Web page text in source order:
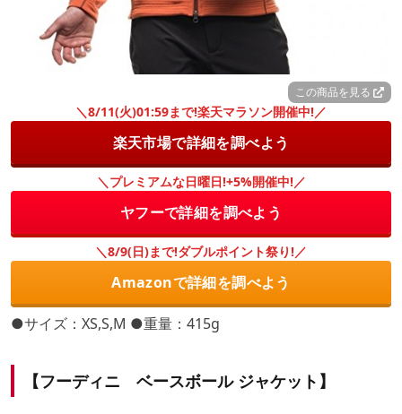
この商品を見る
＼8/11(火)01:59まで!楽天マラソン開催中!／
楽天市場で詳細を調べよう
＼プレミアムな日曜日!+5%開催中!／
ヤフーで詳細を調べよう
＼8/9(日)まで!ダブルポイント祭り!／
Amazonで詳細を調べよう
●サイズ：XS,S,M ●重量：415g
【フーディニ ベースボール ジャケット】